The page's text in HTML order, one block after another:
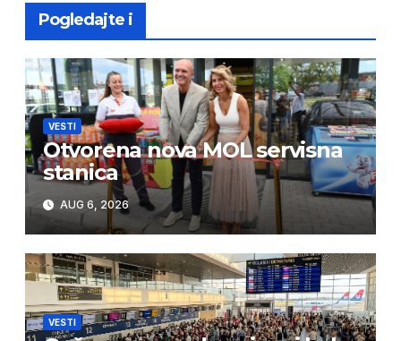
Pogledajte i
VESTI
Otvorena nova MOL servisna
stanica
AUG 6, 2026
VESTI